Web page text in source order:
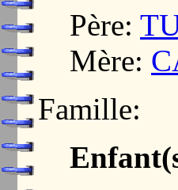
Père:
Mère:
Famille: